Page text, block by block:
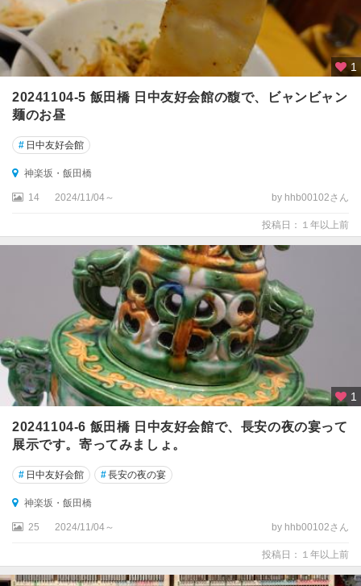
1
20241104-5 飯田橋 日中友好会館の馥で、ビャンビャン
麺のお昼
# 日中友好会館
神楽坂・飯田橋
14 2024/11/04～ by hhb00102さん
投稿日：１年以上前
1
20241104-6 飯田橋 日中友好会館で、長安の夜の宴って
展示です。寄ってみましょ。
# 日中友好会館 #長安の夜の宴
神楽坂・飯田橋
25 2024/11/04～ by hhb00102さん
投稿日：１年以上前